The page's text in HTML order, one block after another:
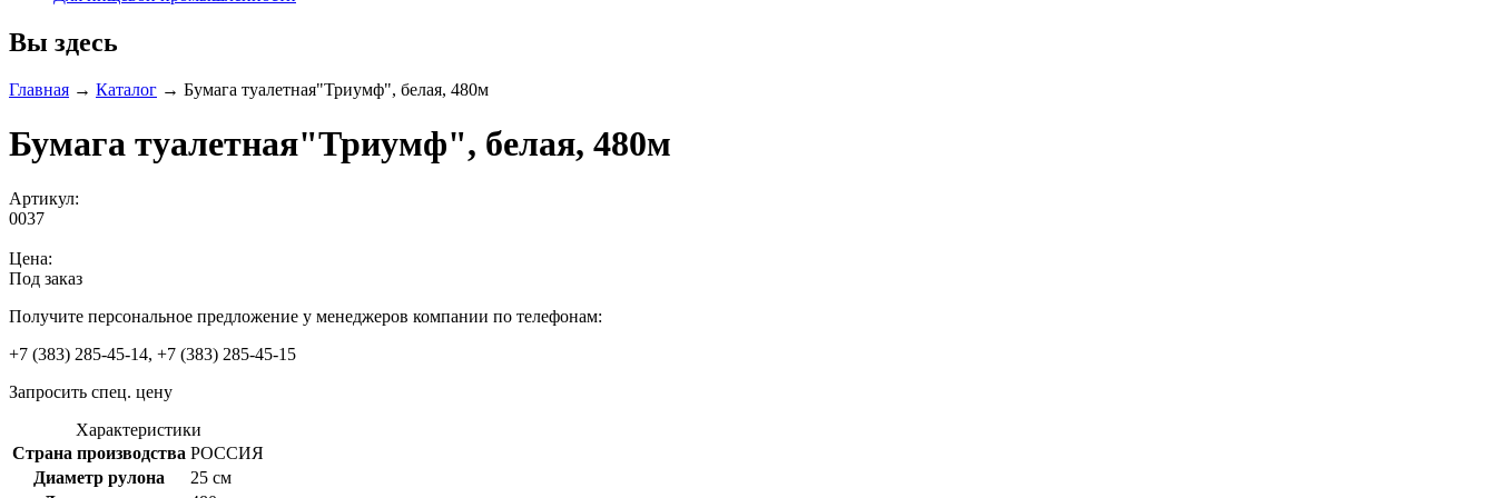
Вы здесь
Главная → Каталог → Бумага туалетная"Триумф", белая, 480м
Бумага туалетная"Триумф", белая, 480м
Артикул:
0037
Цена:
Под заказ
Получите персональное предложение у менеджеров компании по телефонам:
+7 (383) 285-45-14, +7 (383) 285-45-15
Запросить спец. цену
Характеристики
Страна производства РОССИЯ
Диаметр рулона
25 см